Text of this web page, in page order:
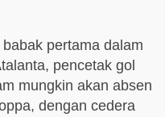
pertama dalam
pencetak gol
mungkin akan absen
dengan cedera